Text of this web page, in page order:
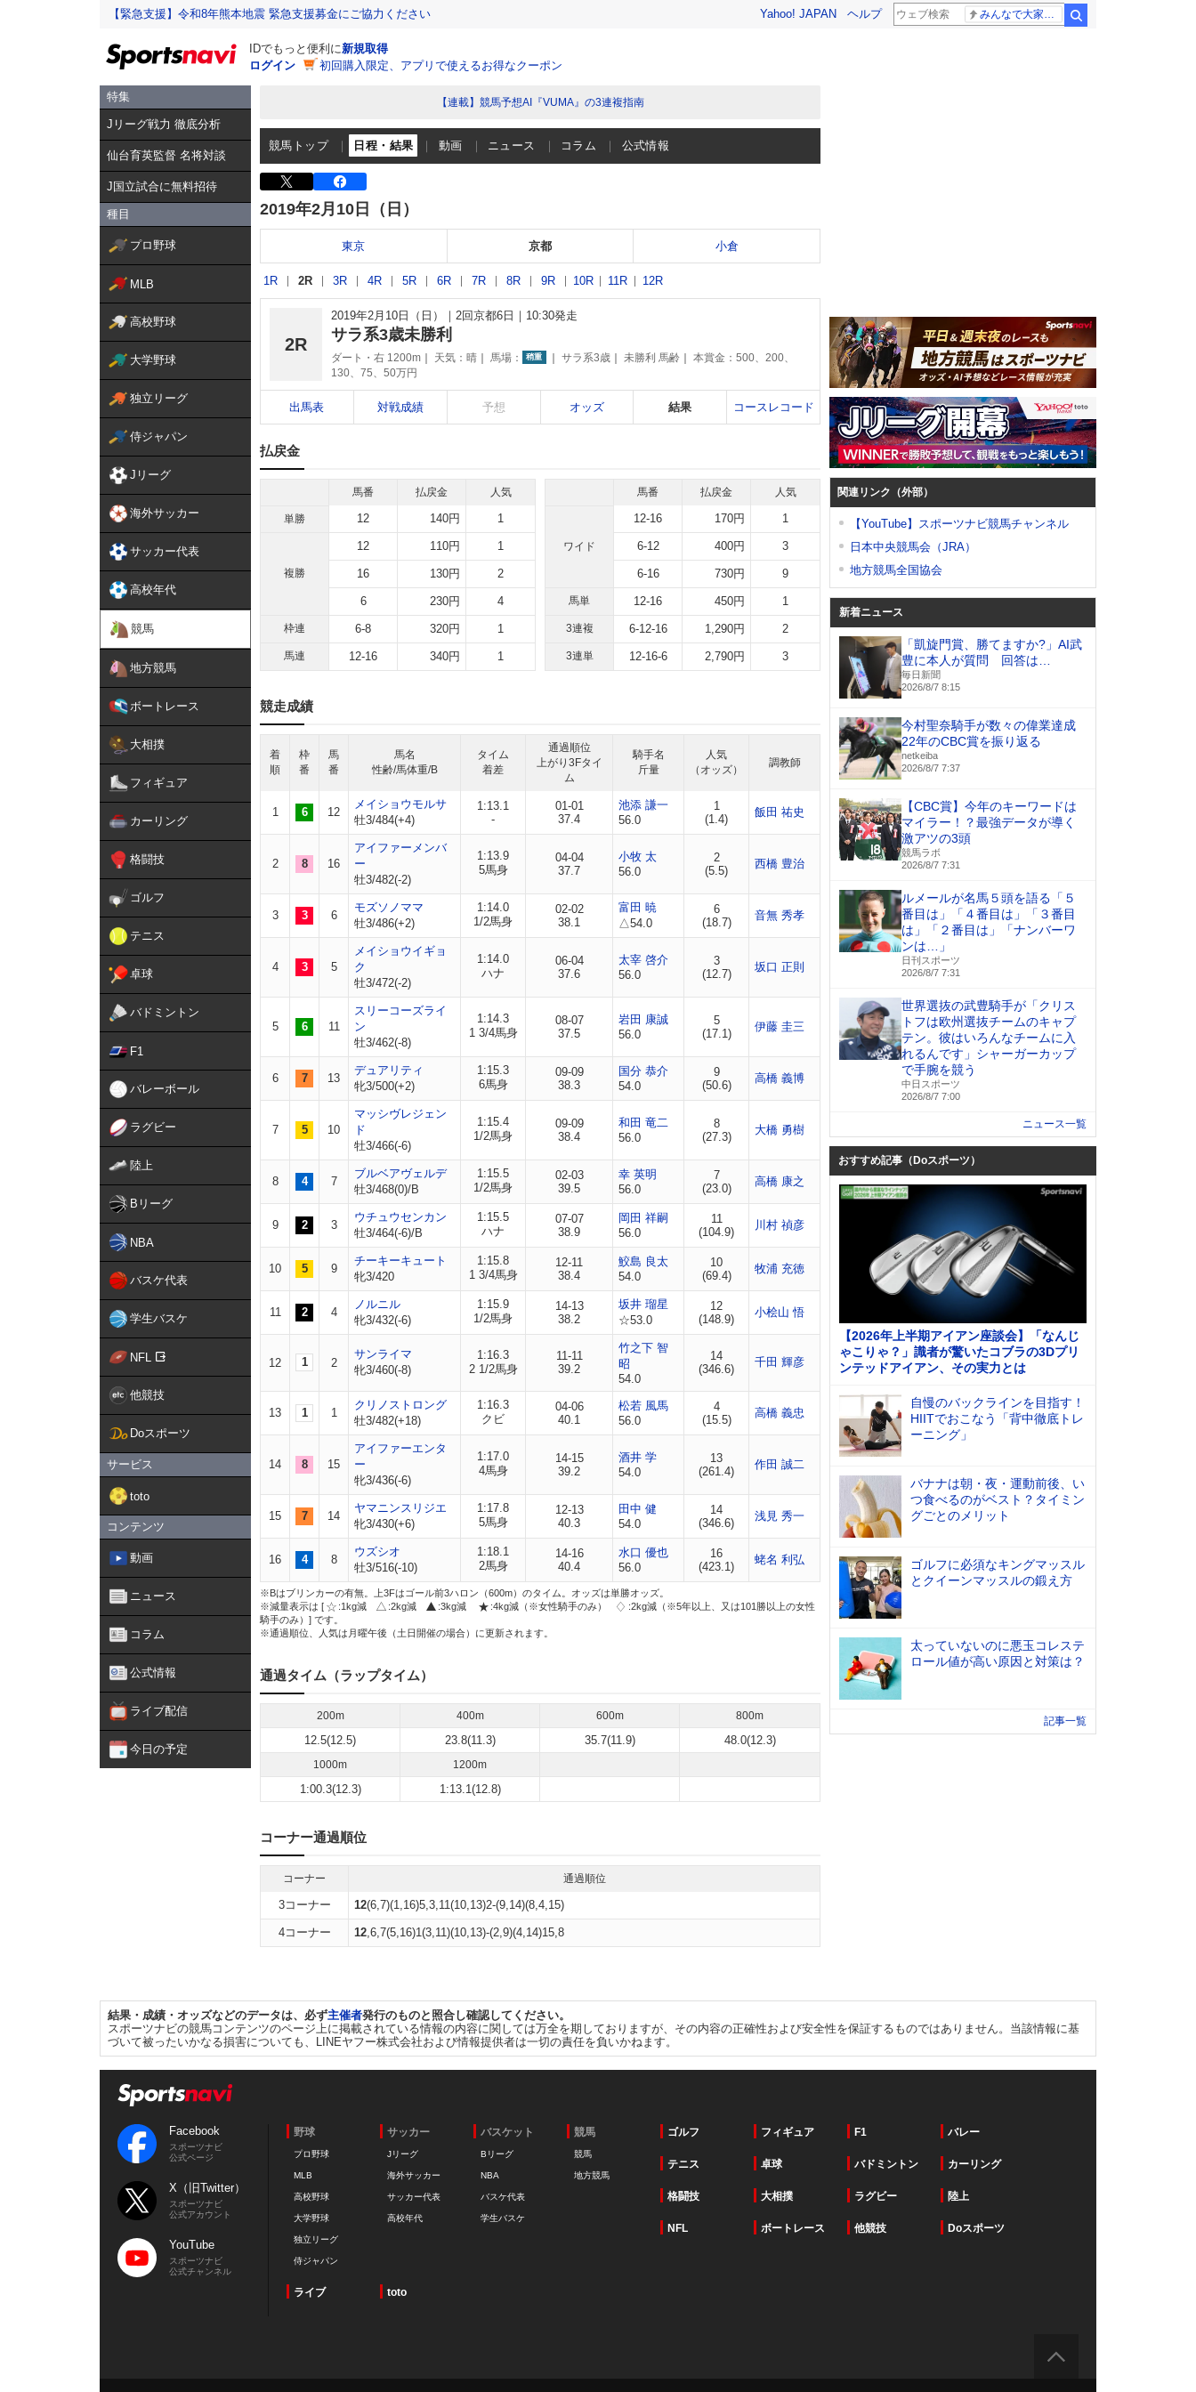
【緊急支援】令和8年熊本地震 緊急支援募金にご協力ください Yahoo! JAPAN ヘルプ
IDでもっと便利に新規取得
ログイン
初回購入限定、アプリで使えるお得なクーポン
特集
Jリーグ戦力 徹底分析
仙台育英監督 名将対談
J国立試合に無料招待
種目
プロ野球
MLB
高校野球
大学野球
独立リーグ
侍ジャパン
Jリーグ
海外サッカー
サッカー代表
高校年代
競馬
地方競馬
ボートレース
大相撲
フィギュア
カーリング
格闘技
ゴルフ
テニス
卓球
バドミントン
F1
バレーボール
ラグビー
陸上
Bリーグ
NBA
バスケ代表
学生バスケ
NFL
他競技
Doスポーツ
サービス
toto
コンテンツ
動画
ニュース
コラム
公式情報
ライブ配信
今日の予定
【連載】競馬予想AI『VUMA』の3連複指南
競馬トップ 日程・結果 動画 ニュース コラム 公式情報
2019年2月10日（日）
東京 京都 小倉
1R 2R 3R 4R 5R 6R 7R 8R 9R 10R 11R 12R
2R
2019年2月10日（日） 2回京都6日 10:30発走
サラ系3歳未勝利
ダート・右 1200m 天気： 晴 馬場： 稍重 サラ系3歳 未勝利 馬齢
本賞金：500、200、
130、75、50万円
出馬表 対戦成績 予想 オッズ 結果 コースレコード
払戻金
馬番 払戻金 人気
単勝 12 140円 1
複勝
12 110円 1
16 130円 2
6 230円 4
枠連 6-8 320円 1
馬連 12-16 340円 1
馬番 払戻金 人気
ワイド
12-16 170円 1
6-12 400円 3
6-16 730円 9
馬単 12-16 450円 1
3連複 6-12-16 1,290円 2
3連単 12-16-6 2,790円 3
競走成績
着
順
枠
番
馬
番
馬名
性齢/馬体重/B
タイム
着差
通過順位
上がり3Fタイ
ム
騎手名
斤量
人気
（オッズ）
調教師
1 6 12
メイショウモルサ
牡3/484(+4)
1:13.1
-
01-01
37.4
池添 謙一
56.0
1
(1.4)
飯田 祐史
2 8 16
アイファーメンバ
ー
牡3/482(-2)
1:13.9
5馬身
04-04
37.7
小牧 太
56.0
2
(5.5)
西橋 豊治
3 3 6
モズソノママ
牡3/486(+2)
1:14.0
1/2馬身
02-02
38.1
富田 暁
△54.0
6
(18.7)
音無 秀孝
4 3 5
メイショウイギョ
ク
牡3/472(-2)
1:14.0
ハナ
06-04
37.6
太宰 啓介
56.0
3
(12.7)
坂口 正則
5 6 11
スリーコーズライ
ン
牡3/462(-8)
1:14.3
1 3/4馬身
08-07
37.5
岩田 康誠
56.0
5
(17.1)
伊藤 圭三
6 7 13
デュアリティ
牝3/500(+2)
1:15.3
6馬身
09-09
38.3
国分 恭介
54.0
9
(50.6)
高橋 義博
7 5 10
マッシヴレジェン
ド
牡3/466(-6)
1:15.4
1/2馬身
09-09
38.4
和田 竜二
56.0
8
(27.3)
大橋 勇樹
8 4 7
ブルベアヴェルデ
牡3/468(0)/B
1:15.5
1/2馬身
02-03
39.5
幸 英明
56.0
7
(23.0)
高橋 康之
9 2 3
ウチュウセンカン
牡3/464(-6)/B
1:15.5
ハナ
07-07
38.9
岡田 祥嗣
56.0
11
(104.9)
川村 禎彦
10 5 9
チーキーキュート
牝3/420
1:15.8
1 3/4馬身
12-11
38.4
鮫島 良太
54.0
10
(69.4)
牧浦 充徳
11 2 4
ノルニル
牝3/432(-6)
1:15.9
1/2馬身
14-13
38.2
坂井 瑠星
☆53.0
12
(148.9)
小桧山 悟
12 1 2
サンライマ
牝3/460(-8)
1:16.3
2 1/2馬身
11-11
39.2
竹之下 智
昭
54.0
14
(346.6)
千田 輝彦
13 1 1
クリノストロング
牡3/482(+18)
1:16.3
クビ
04-06
40.1
松若 風馬
56.0
4
(15.5)
高橋 義忠
14 8 15
アイファーエンタ
ー
牝3/436(-6)
1:17.0
4馬身
14-15
39.2
酒井 学
54.0
13
(261.4)
作田 誠二
15 7 14
ヤマニンスリジエ
牝3/430(+6)
1:17.8
5馬身
12-13
40.3
田中 健
54.0
14
(346.6)
浅見 秀一
16 4 8
ウズシオ
牡3/516(-10)
1:18.1
2馬身
14-16
40.4
水口 優也
56.0
16
(423.1)
蛯名 利弘
※Bはブリンカーの有無。上3Fはゴール前3ハロン（600m）のタイム。オッズは単勝オッズ。
※減量表示は [
:1kg減 :2kg減 :3kg減 :4kg減（※女性騎手のみ）
:2kg減（※5年以上、又は101勝以上の女性
騎手のみ）] です。
※通過順位、人気は月曜午後（土日開催の場合）に更新されます。
通過タイム（ラップタイム）
200m 400m 600m 800m
12.5(12.5) 23.8(11.3) 35.7(11.9) 48.0(12.3)
1000m 1200m
1:00.3(12.3) 1:13.1(12.8)
コーナー通過順位
コーナー 通過順位
3コーナー 12(6,7)(1,16)5,3,11(10,13)2-(9,14)(8,4,15)
4コーナー 12,6,7(5,16)1(3,11)(10,13)-(2,9)(4,14)15,8
関連リンク（外部）
【YouTube】スポーツナビ競馬チャンネル
日本中央競馬会（JRA）
地方競馬全国協会
新着ニュース
「凱旋門賞、勝てますか?」AI武
豊に本人が質問 回答は…
毎日新聞
2026/8/7 8:15
今村聖奈騎手が数々の偉業達成
22年のCBC賞を振り返る
netkeiba
2026/8/7 7:37
【CBC賞】今年のキーワードは
マイラー！？最強データが導く
激アツの3頭
競馬ラボ
2026/8/7 7:31
ルメールが名馬５頭を語る「５
番目は」「４番目は」「３番目
は」「２番目は」「ナンバーワ
ンは…」
日刊スポーツ
2026/8/7 7:31
世界選抜の武豊騎手が「クリス
トフは欧州選抜チームのキャプ
テン。彼はいろんなチームに入
れるんです」シャーガーカップ
で手腕を競う
中日スポーツ
2026/8/7 7:00
ニュース一覧
おすすめ記事（Doスポーツ）
【2026年上半期アイアン座談会】「なんじ
ゃこりゃ？」識者が驚いたコブラの3Dプリ
ンテッドアイアン、その実力とは
自慢のバックラインを目指す！
HIITでおこなう「背中徹底トレ
ーニング」
バナナは朝・夜・運動前後、い
つ食べるのがベスト？タイミン
グごとのメリット
ゴルフに必須なキングマッスル
とクイーンマッスルの鍛え方
太っていないのに悪玉コレステ
ロール値が高い原因と対策は？
記事一覧
結果・成績・オッズなどのデータは、必ず主催者発行のものと照合し確認してください。
スポーツナビの競馬コンテンツのページ上に掲載されている情報の内容に関しては万全を期しておりますが、その内容の正確性および安全性を保証するものではありません。当該情報に基
づいて被ったいかなる損害についても、LINEヤフー株式会社および情報提供者は一切の責任を負いかねます。
Facebook
スポーツナビ
公式ページ
X（旧Twitter）
スポーツナビ
公式アカウント
YouTube
スポーツナビ
公式チャンネル
野球
プロ野球
MLB
高校野球
大学野球
独立リーグ
侍ジャパン
サッカー
Jリーグ
海外サッカー
サッカー代表
高校年代
バスケット
Bリーグ
NBA
バスケ代表
学生バスケ
競馬
競馬
地方競馬
ゴルフ フィギュア F1 バレー
テニス 卓球 バドミントン カーリング
格闘技 大相撲 ラグビー 陸上
NFL ボートレース 他競技 Doスポーツ
ライブ toto